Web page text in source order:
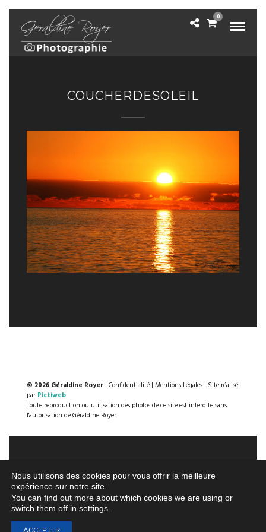
0
COUCHERDESOLEIL
© 2026 Géraldine Royer | Confidentialité | Mentions Légales | Site réalisé
par Pictiweb
Toute reproduction ou utilisation des photos de ce site est interdite sans
l'autorisation de Géraldine Royer.
Nous utilisons des cookies pour vous offrir la meilleure
expérience sur notre site.
You can find out more about which cookies we are using or
switch them off in settings